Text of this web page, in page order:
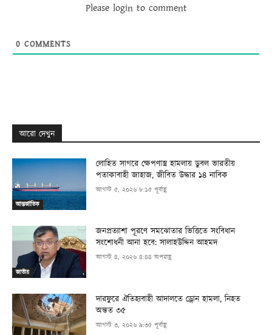
Please login to comment
0 COMMENTS
আরো দেখুন
আন্তর্জাতিক
লোহিত সাগরে ক্ষেপণাস্ত্র হামলায় ডুবল ভারতীয়
পতাকাবাহী জাহাজ, জীবিত উদ্ধার ১৪ নাবিক
আগস্ট ৫, ২০২৬ ৮:১৫ পূর্বাহ্ণ
জাতীয়
জনপ্রত্যাশা পূরণে সমঝোতার ভিত্তিতে সংবিধান
সংশোধনী আনা হবে: সালাহউদ্দিন আহমদ
আগস্ট ৪, ২০২৬ ৪:৪৪ অপরাহ্ণ
দারফুরে ঐতিহ্যবাহী আদালতে ড্রোন হামলা, নিহত
অন্তত ৩৫
আগস্ট ৩, ২০২৬ ৯:৩৫ পূর্বাহ্ণ